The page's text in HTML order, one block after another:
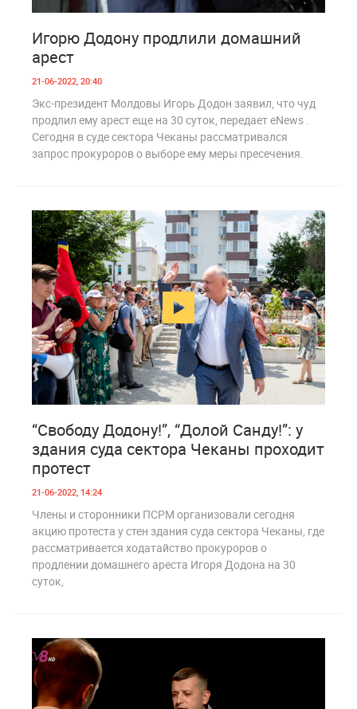
Игорю Додону продлили домашний
арест
21-06-2022, 20:40
Экс-президент Молдовы Игорь Додон заявил, что чуд
продлил ему арест еще на 30 суток, передает eNews .
Сегодня в суде сектора Чеканы рассматривался
запрос прокуроров о выборе ему меры пресечения.
“Свободу Додону!”, “Долой Санду!”: у
здания суда сектора Чеканы проходит
протест
21-06-2022, 14:24
Члены и сторонники ПСРМ организовали сегодня
акцию протеста у стен здания суда сектора Чеканы, где
рассматривается ходатайство прокуроров о
продлении домашнего ареста Игоря Додона на 30
суток,